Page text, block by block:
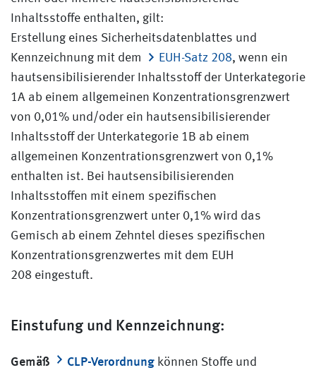
Inhaltsstoffe enthalten, gilt:
Erstellung eines Sicherheitsdatenblattes und
Kennzeichnung mit dem
EUH-Satz 208, wenn ein
hautsensibilisierender Inhaltsstoff der Unterkategorie
1A ab einem allgemeinen Konzentrationsgrenzwert
von 0,01% und/oder ein hautsensibilisierender
Inhaltsstoff der Unterkategorie 1B ab einem
allgemeinen Konzentrationsgrenzwert von 0,1%
enthalten ist. Bei hautsensibilisierenden
Inhaltsstoffen mit einem spezifischen
Konzentrationsgrenzwert unter 0,1% wird das
Gemisch ab einem Zehntel dieses spezifischen
Konzentrationsgrenzwertes mit dem EUH
208 eingestuft.
Einstufung und Kennzeichnung:
Gemäß CLP-Verordnung können Stoffe und